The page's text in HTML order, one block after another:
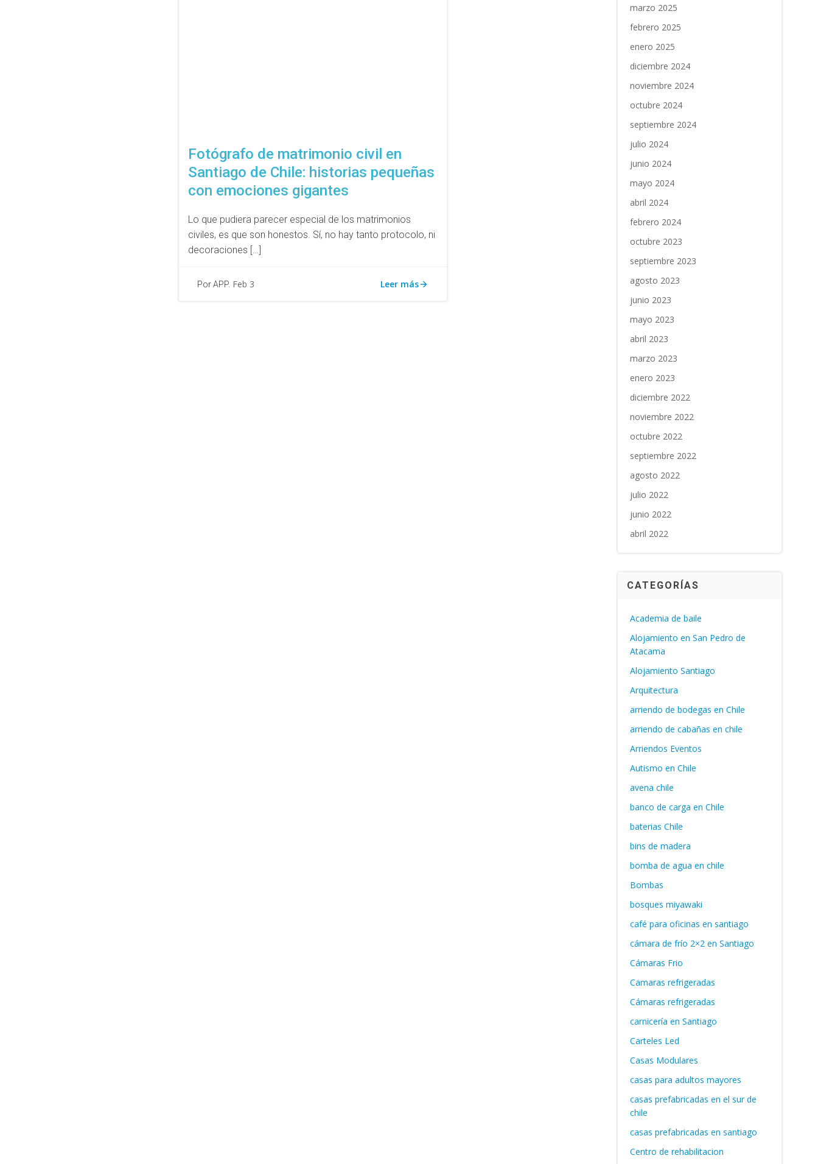
Fotógrafo de matrimonio civil en
Santiago de Chile: historias pequeñas
con emociones gigantes
Lo que pudiera parecer especial de los matrimonios
civiles, es que son honestos. Sí, no hay tanto protocolo, ni
decoraciones […]
Por APP. Feb 3 Leer más
marzo 2025
febrero 2025
enero 2025
diciembre 2024
noviembre 2024
octubre 2024
septiembre 2024
julio 2024
junio 2024
mayo 2024
abril 2024
febrero 2024
octubre 2023
septiembre 2023
agosto 2023
junio 2023
mayo 2023
abril 2023
marzo 2023
enero 2023
diciembre 2022
noviembre 2022
octubre 2022
septiembre 2022
agosto 2022
julio 2022
junio 2022
abril 2022
CATEGORÍAS
Academia de baile
Alojamiento en San Pedro de
Atacama
Alojamiento Santiago
Arquitectura
arriendo de bodegas en Chile
arriendo de cabañas en chile
Arriendos Eventos
Autismo en Chile
avena chile
banco de carga en Chile
baterias Chile
bins de madera
bomba de agua en chile
Bombas
bosques miyawaki
café para oficinas en santiago
cámara de frío 2×2 en Santiago
Cámaras Frio
Camaras refrigeradas
Cámaras refrigeradas
carnicería en Santiago
Carteles Led
Casas Modulares
casas para adultos mayores
casas prefabricadas en el sur de
chile
casas prefabricadas en santiago
Centro de rehabilitacion